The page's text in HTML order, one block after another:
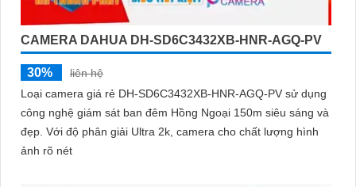
CAMERA DAHUA DH-SD6C3432XB-HNR-AGQ-PV
30%
liên hệ
Loại camera giá rẻ DH-SD6C3432XB-HNR-AGQ-PV sử dụng
công nghệ giám sát ban đêm Hồng Ngoại 150m siêu sáng và
đẹp. Với độ phân giải Ultra 2k, camera cho chất lượng hình
ảnh rõ nét